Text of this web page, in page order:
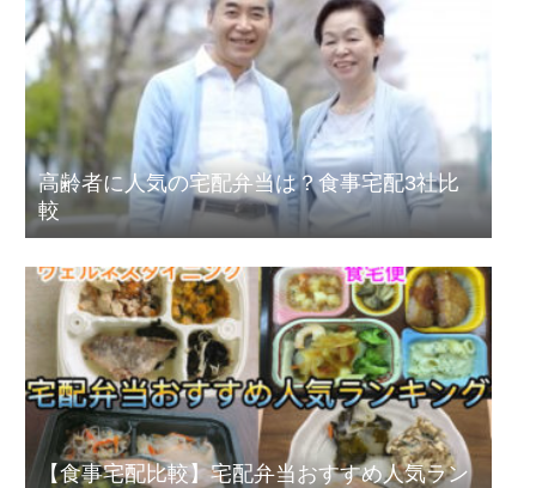
高齢者に人気の宅配弁当は？食事宅配3社比
較
【食事宅配比較】宅配弁当おすすめ人気ラン